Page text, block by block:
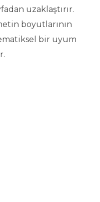
uzaklaştırır.
boyutlarının
bir uyum